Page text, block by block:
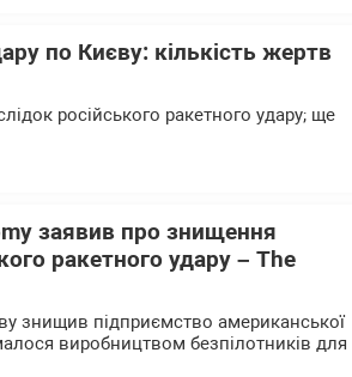
по Києву: кількість жертв
російського ракетного удару; ще
заявив про знищення
ракетного удару – The
знищив підприємство американської
виробництвом безпілотників для